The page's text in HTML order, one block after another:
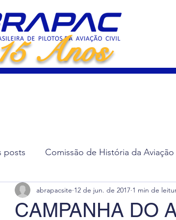
Anos
posts Comissão de História da Aviação
Científicos Eleição de Diretoria
CAMPANHA DO
abrapacsite 12 de jun. de 2017 1 min de